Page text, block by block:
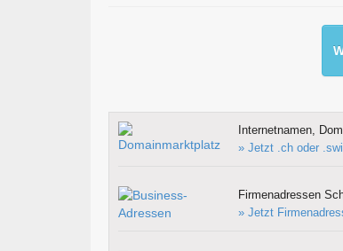
Internetnamen,
» Jetzt .ch oder
Firmenadressen
» Jetzt